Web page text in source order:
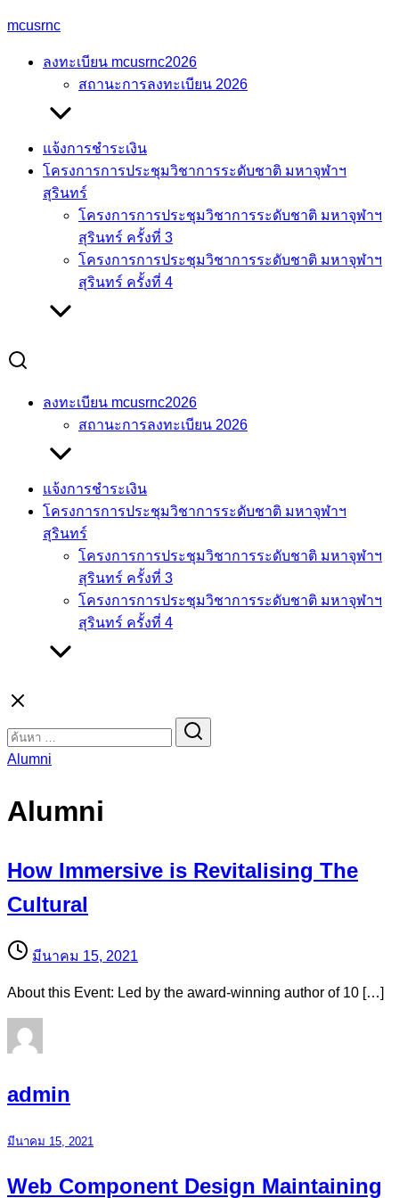
Skip
content
mcusrnc
ลงทะเบียน mcusrnc2026
สถานะการลงทะเบียน 2026
แจ้งการชำระเงิน
โครงการการประชุมวิชาการระดับชาติ มหาจุฬาฯ
สุรินทร์
โครงการการประชุมวิชาการระดับชาติ มหาจุฬาฯ
สุรินทร์ ครั้งที่ 3
โครงการการประชุมวิชาการระดับชาติ มหาจุฬาฯ
สุรินทร์ ครั้งที่ 4
ลงทะเบียน mcusrnc2026
สถานะการลงทะเบียน 2026
แจ้งการชำระเงิน
โครงการการประชุมวิชาการระดับชาติ มหาจุฬาฯ
สุรินทร์
โครงการการประชุมวิชาการระดับชาติ มหาจุฬาฯ
สุรินทร์ ครั้งที่ 3
โครงการการประชุมวิชาการระดับชาติ มหาจุฬาฯ
สุรินทร์ ครั้งที่ 4
Search
for:
Alumni
Alumni
How Immersive is Revitalising The
Cultural
มีนาคม 15, 2021
About this Event: Led by the award-winning author of 10 […]
admin
มีนาคม 15, 2021
Web Component Design Maintaining